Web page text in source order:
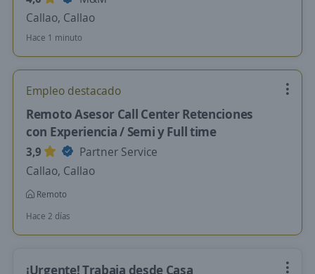
Callao, Callao
Hace 1 minuto
Empleo destacado
Remoto Asesor Call Center Retenciones
con Experiencia / Semi y Full time
3,9
Partner Service
Callao, Callao
Remoto
Hace 2 días
¡Urgente! Trabaja desde Casa